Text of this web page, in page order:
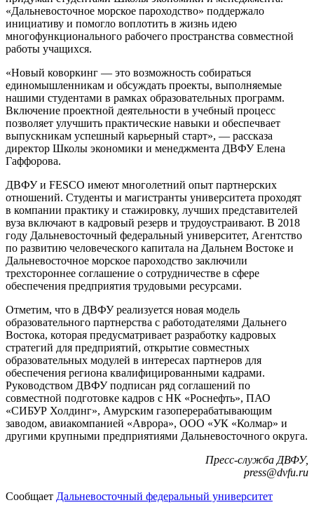
«Дальневосточное морское пароходство» поддержало
инициативу и помогло воплотить в жизнь идею
многофункционального рабочего пространства совместной
работы учащихся.
«Новый коворкинг — это возможность собираться
единомышленникам и обсуждать проекты, выполняемые
нашими студентами в рамках образовательных программ.
Включение проектной деятельности в учебный процесс
позволяет улучшить практические навыки и обеспечвает
выпускникам успешный карьерный старт», — рассказа
директор Школы экономики и менеджмента ДВФУ Елена
Гаффорова.
ДВФУ и FESCO имеют многолетний опыт партнерских
отношений. Студенты и магистранты университета проходят
в компании практику и стажировку, лучших представителей
вуза включают в кадровый резерв и трудоустраивают. В 2018
году Дальневосточный федеральный университет, Агентство
по развитию человеческого капитала на Дальнем Востоке и
Дальневосточное морское пароходство заключили
трехстороннее соглашение о сотрудничестве в сфере
обеспечения предприятия трудовыми ресурсами.
Отметим, что в ДВФУ реализуется новая модель
образовательного партнерства с работодателями Дальнего
Востока, которая предусматривает разработку кадровых
стратегий для предприятий, открытие совместных
образовательных модулей в интересах партнеров для
обеспечения региона квалифицированными кадрами.
Руководством ДВФУ подписан ряд соглашений по
совместной подготовке кадров с НК «Роснефть», ПАО
«СИБУР Холдинг», Амурским газоперерабатывающим
заводом, авиакомпанией «Аврора», ООО «УК «Колмар» и
другими крупными предприятиями Дальневосточного округа.
Пресс-служба ДВФУ,
press@dvfu.ru
Сообщает Дальневосточный федеральный университет